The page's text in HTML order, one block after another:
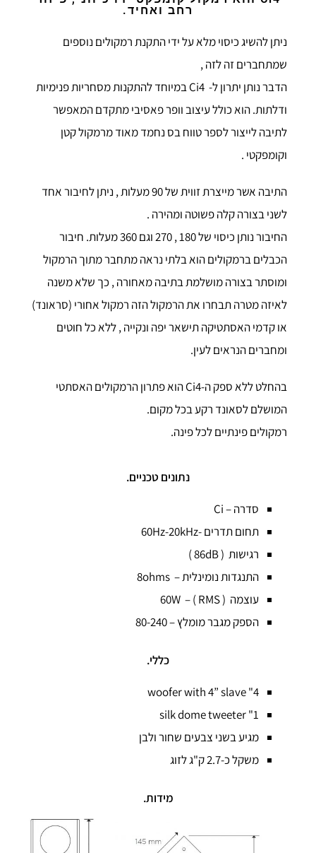
רחב ואחיד.
ניתן להשיג כיסוי מלא על ידי התקנת רמקולים נוספים
שמתחברים זה לזה ,
הדבר נותן יתרון ל- Ci4 במיוחד להתקנות מסחריות פנימיות
ודלתות. הוא כולל עיצוב וופר פאסיבי מתקדם המאפשר
לתיבה לייצור לספר טווח בס נחמד מאוד מרמקול קטן
וקומפקטי .
התיבה אשר מייצרת זווית של 90 מעלות , ניתן לחיבור אחד
לשני בצורה קלה פשוטה ומהירה .
החיבור נותן כיסוי של 180 , 270 וגם 360 מעלות. חיבור
הכבלים ברמקולים הוא בלתי נראה מתחבר מתוך הרמקול
ומוסתר בצורה מושלמת בתיבה מאחורה , כך שלא משנה
לאיזה מטרה תבחרו את הרמקול הזה רמקול אחורי (סראונד)
או קדמי האסתטיקה תישאר יפה ונקייה , ללא כל חוטים
ומחברים הנראים לעין.
בהחלט ללא ספק ה-Ci4 הוא פתרון הרמקולים האסתטי
המושלם לסאונד רקע בכל מקום.
רמקולים פינתיים לכל פינה.
נתונים טכניים.
סדרה – Ci
תחום תדרים -60Hz-20kHz
רגישות ( 86dB )
התנגדות נומינלית – 8ohms
עוצמה ( 60W – ( RMS
הספק מגבר מומלץ – 80-240
כללי.
4" woofer with 4” slave
1" silk dome tweeter
מגיע בשני צבעים שחור ולבן
משקל כ-2.7 ק"ג לזוג
מידות.